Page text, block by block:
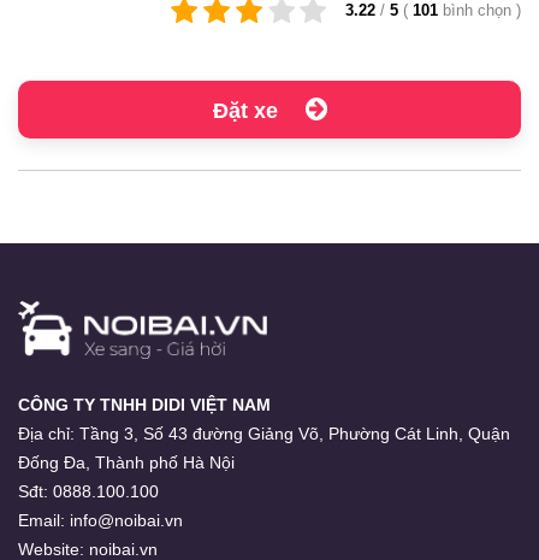
3.22 / 5 ( 101 bình chọn )
Đặt xe
CÔNG TY TNHH DIDI VIỆT NAM
Địa chỉ: Tầng 3, Số 43 đường Giảng Võ, Phường Cát Linh, Quận
Đống Đa, Thành phố Hà Nội
Sđt: 0888.100.100
Email: info@noibai.vn
Website: noibai.vn